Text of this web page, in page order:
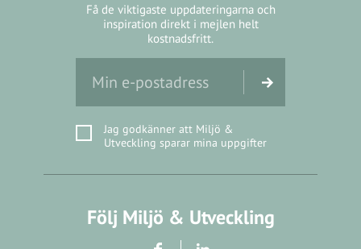
Få de viktigaste uppdateringarna och
inspiration direkt i mejlen helt
kostnadsfritt.
Jag godkänner att Miljö &
Utveckling sparar mina uppgifter
Följ Miljö & Utveckling